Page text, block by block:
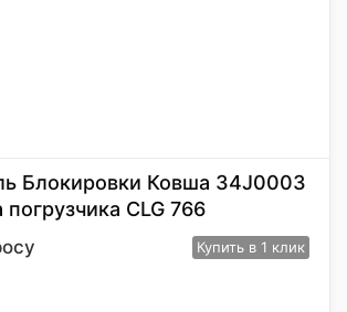
Блокировки Ковша 34J0003
погрузчика CLG 766
Купить в 1 клик